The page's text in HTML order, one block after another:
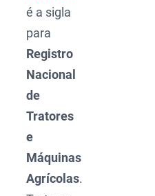
é a sigla
para
Registro
Nacional
de
Tratores
e
Máquinas
Agrícolas.